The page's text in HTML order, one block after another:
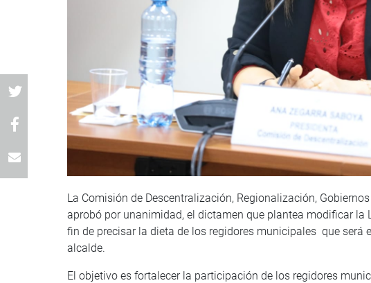
La Comisión de Descentralización, Regionalización,
aprobó por unanimidad, el dictamen que plantea modificar
fin de precisar la dieta de los regidores municipales que será
alcalde.
El objetivo es fortalecer la participación de los regidores